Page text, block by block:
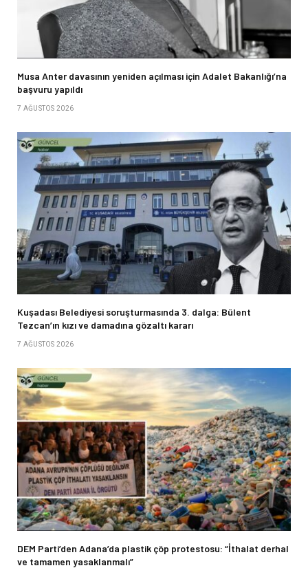
Musa Anter davasının yeniden açılması için Adalet Bakanlığı’na
başvuru yapıldı
7 AĞUSTOS 2026
Kuşadası Belediyesi soruşturmasında 3. dalga: Bülent
Tezcan’ın kızı ve damadına gözaltı kararı
7 AĞUSTOS 2026
DEM Parti’den Adana’da plastik çöp protestosu: “İthalat derhal
ve tamamen yasaklanmalı”